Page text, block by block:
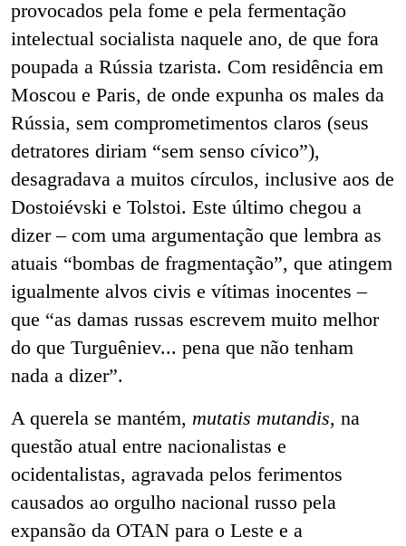
provocados pela fome e pela fermentação
intelectual socialista naquele ano, de que fora
poupada a Rússia tzarista. Com residência em
Moscou e Paris, de onde expunha os males da
Rússia, sem comprometimentos claros (seus
detratores diriam “sem senso cívico”),
desagradava a muitos círculos, inclusive aos de
Dostoiévski e Tolstoi. Este último chegou a
dizer – com uma argumentação que lembra as
atuais “bombas de fragmentação”, que atingem
igualmente alvos civis e vítimas inocentes –
que “as damas russas escrevem muito melhor
do que Turguêniev... pena que não tenham
nada a dizer”.
A querela se mantém, mutatis mutandis, na
questão atual entre nacionalistas e
ocidentalistas, agravada pelos ferimentos
causados ao orgulho nacional russo pela
expansão da OTAN para o Leste e a